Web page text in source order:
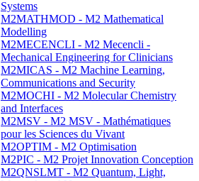
Systems
M2MATHMOD - M2 Mathematical
Modelling
M2MECENCLI - M2 Mecencli -
Mechanical Engineering for Clinicians
M2MICAS - M2 Machine Learning,
Communications and Security
M2MOCHI - M2 Molecular Chemistry
and Interfaces
M2MSV - M2 MSV - Mathématiques
pour les Sciences du Vivant
M2OPTIM - M2 Optimisation
M2PIC - M2 Projet Innovation Conception
M2QNSLMT - M2 Quantum, Light,